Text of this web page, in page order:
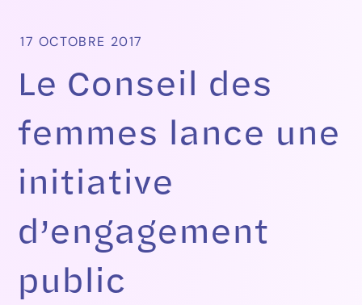
17 OCTOBRE 2017
Le Conseil des
femmes lance une
initiative
d’engagement
public